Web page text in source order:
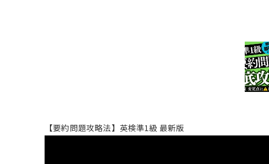
【要約問題攻略法】英検準1級 最新版